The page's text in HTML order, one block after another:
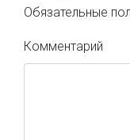
Обязательные
Комментарий